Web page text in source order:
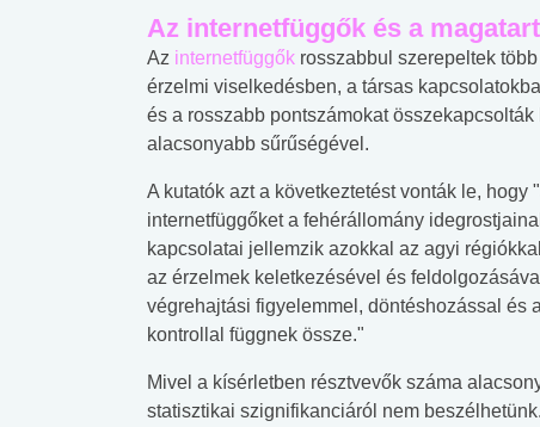
Az internetfüggők és a
Az internetfüggők rosszabbul szerepeltek
érzelmi viselkedésben, a társas
és a rosszabb pontszámokat
alacsonyabb sűrűségével.
A kutatók azt a következtetést vonták le, hogy
internetfüggőket a fehérállomány
kapcsolatai jellemzik azokkal az agyi
az érzelmek keletkezésével és
végrehajtási figyelemmel, döntéshozással és
kontrollal függnek össze."
Mivel a kísérletben résztvevők száma
statisztikai szignifikanciáról nem